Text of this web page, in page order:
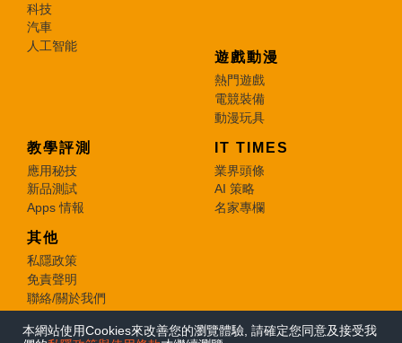
本網站使用Cookies來改善您的瀏覽體驗, 請確定您同意及接受我
科技
汽車
人工智能
遊戲動漫
熱門遊戲
電競裝備
動漫玩具
教學評測
應用秘技
新品測試
Apps 情報
IT TIMES
業界頭條
AI 策略
名家專欄
其他
私隱政策
免責聲明
聯絡/關於我們
© 2026 e-zone. All Rights Reserved.